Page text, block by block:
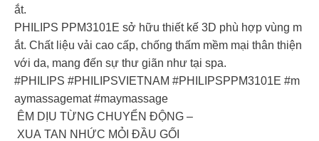
ắt.
PHILIPS PPM3101E sở hữu thiết kế 3D phù hợp vùng m
ắt. Chất liệu vải cao cấp, chống thấm mềm mại thân thiện
với da, mang đến sự thư giãn như tại spa.
#PHILIPS #PHILIPSVIETNAM #PHILIPSPPM3101E #m
aymassagemat #maymassage
ÊM DỊU TỪNG CHUYỂN ĐỘNG –
XUA TAN NHỨC MỎI ĐẦU GỐI